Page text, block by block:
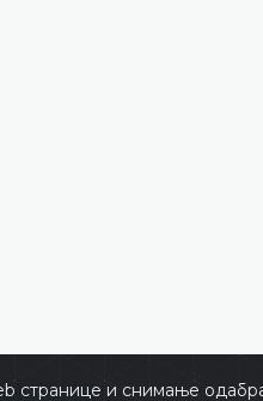
странице и снимање